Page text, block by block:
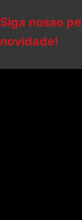
Siga nosso
novidade!